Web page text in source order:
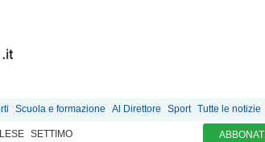
Scuola e formazione Al Direttore Sport Tutte le notizie
SETTIMO ABBONATI